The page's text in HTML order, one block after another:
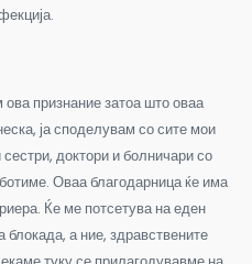
признание затоа што оваа
ја споделувам со сите мои
доктори и болничари со
Оваа благодарница ќе има
Ќе ме потсетува на еден
блокада, а ние, здравствените